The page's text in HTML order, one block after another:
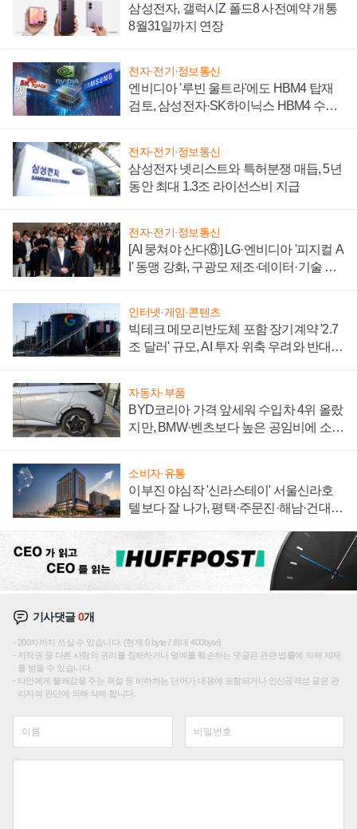
삼성전자, 갤럭시Z 폴드8 사전예약 개통
8월31일까지 연장
전자·전기·정보통신
엔비디아 '루빈 울트라'에도 HBM4 탑재
검토, 삼성전자·SK하이닉스 HBM4 수율
전자·전기·정보통신
삼성전자 넷리스트와 특허분쟁 매듭, 5년
동안 최대 1.3조 라이선스비 지급
전자·전기·정보통신
[AI 뭉쳐야 산다⑧] LG·엔비디아 '피지컬 A
I' 동맹 강화, 구광모 제조·데이터·기술 결
인터넷·게임·콘텐츠
빅테크 메모리반도체 포함 장기계약 '2.7
조 달러' 규모, AI 투자 위축 우려와 반대
자동차·부품
BYD코리아 가격 앞세워 수입차 4위 올랐
지만, BMW·벤츠보다 높은 공임비에 소비
소비자·유통
이부진 야심작 '신라스테이' 서울신라호
텔보다 잘 나가, 평택·주문진·해남·건대로
기사댓글0개
200자까지 쓰실 수 있습니다. (현재 0 byte / 최대 400byte)
저작권 등 다른 사람의 권리를 침해하거나 명예를 훼손하는 댓글은 관련 법률에 의해 제재
를 받을 수 있습니다.
타인에게 불쾌감을 주는 욕설 등 비하하는 단어가 내용에 포함되거나 인신공격성 글은 관
리자의 판단에 의해 삭제 합니다.